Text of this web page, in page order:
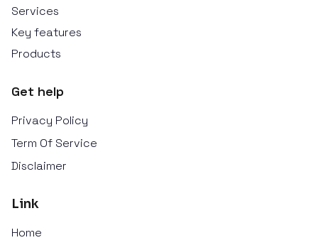
Services
Key features
Products
Get help
Privacy Policy
Term Of Service
Disclaimer
Link
Home